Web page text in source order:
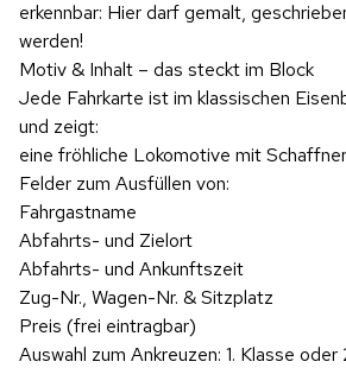
erkennbar: Hier darf gemalt,
werden!
Motiv & Inhalt – das steckt im Block
Jede Fahrkarte ist im klassischen
und zeigt:
eine fröhliche Lokomotive mit
Felder zum Ausfüllen von:
Fahrgastname
Abfahrts- und Zielort
Abfahrts- und Ankunftszeit
Zug-Nr., Wagen-Nr. & Sitzplatz
Preis (frei eintragbar)
Auswahl zum Ankreuzen: 1. Klasse oder